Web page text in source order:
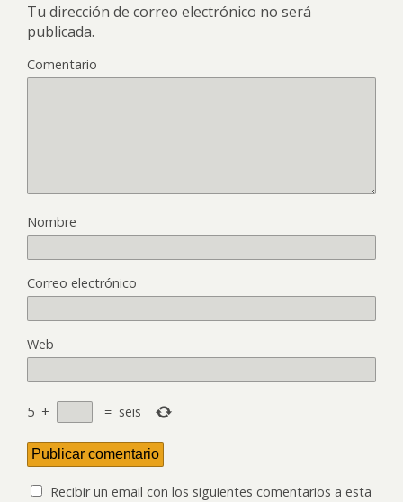
Tu dirección de correo electrónico no será
publicada.
Comentario
Nombre
Correo electrónico
Web
5 + = seis
Recibir un email con los siguientes comentarios a esta